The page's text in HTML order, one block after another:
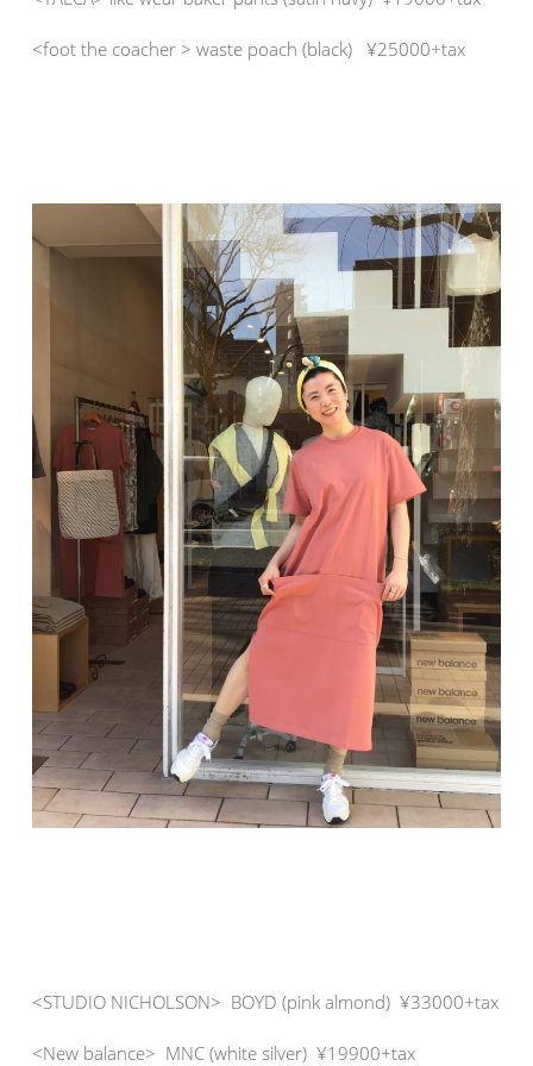
<foot the coacher > waste poach (black) ¥25000+tax
<STUDIO NICHOLSON> BOYD (pink almond) ¥33000+tax
<New balance> MNC (white silver) ¥19900+tax